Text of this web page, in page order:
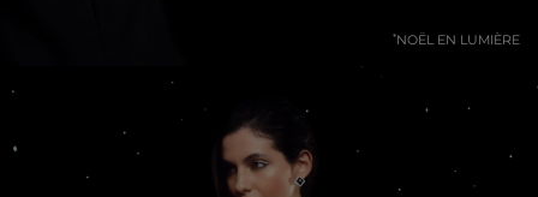
*NOËL EN LUMIÈRE